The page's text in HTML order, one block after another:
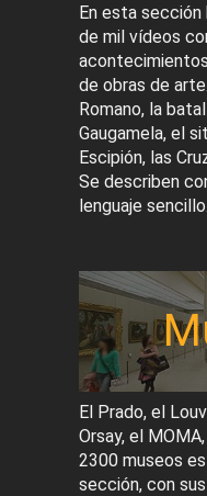
En esta sección
de mil vídeos
de obras de
Romano, la
Gaugamela, el
Escipión, las
Se describen
lenguaje sencillo.
El Prado, el
Orsay, el
2300 museos
sección, con